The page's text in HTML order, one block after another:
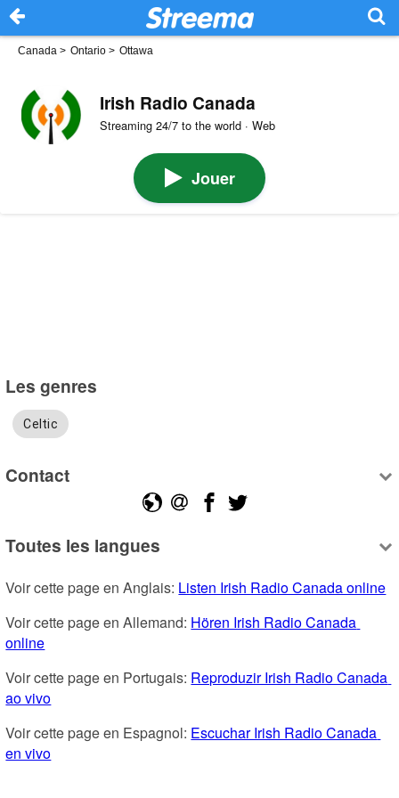
Canada > Ontario > Ottawa
Irish Radio Canada
Streaming 24/7 to the world · Web
Jouer
Les genres
Celtic
Contact
Toutes les langues
Voir cette page en Anglais: Listen Irish Radio Canada online
Voir cette page en Allemand: Hören Irish Radio Canada
online
Voir cette page en Portugais: Reproduzir Irish Radio Canada
ao vivo
Voir cette page en Espagnol: Escuchar Irish Radio Canada
en vivo